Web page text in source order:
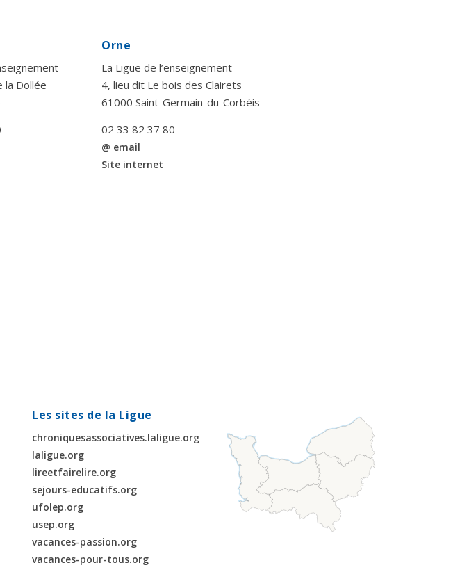
la Dollée
Orne
La Ligue de l’enseignement
4, lieu dit Le bois des Clairets
61000 Saint-Germain-du-Corbéis
02 33 82 37 80
@ email
Site internet
Les sites de la Ligue
chroniquesassociatives.laligue.org
laligue.org
lireetfairelire.org
sejours-educatifs.org
ufolep.org
usep.org
vacances-passion.org
vacances-pour-tous.org